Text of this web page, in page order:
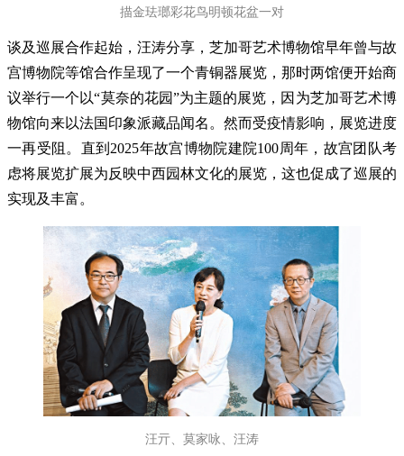
描金珐瑯彩花鸟明顿花盆一对
谈及巡展合作起始，汪涛分享，芝加哥艺术博物馆早年曾与故
宫博物院等馆合作呈现了一个青铜器展览，那时两馆便开始商
议举行一个以“莫奈的花园”为主题的展览，因为芝加哥艺术博
物馆向来以法国印象派藏品闻名。然而受疫情影响，展览进度
一再受阻。直到2025年故宫博物院建院100周年，故宫团队考
虑将展览扩展为反映中西园林文化的展览，这也促成了巡展的
实现及丰富。
汪亓、莫家咏、汪涛